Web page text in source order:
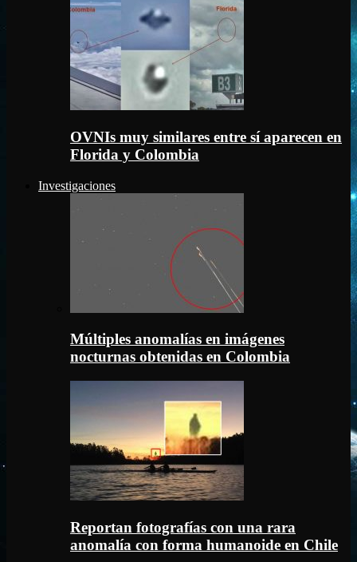
OVNIs muy similares entre sí aparecen en
Florida y Colombia
Investigaciones
Múltiples anomalías en imágenes
nocturnas obtenidas en Colombia
Reportan fotografías con una rara
anomalía con forma humanoide en Chile